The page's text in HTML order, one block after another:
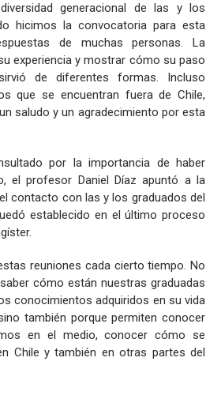
generacional de las y los
hicimos la convocatoria para esta
de muchas personas. La
experiencia y mostrar cómo su paso
de diferentes formas. Incluso
que se encuentran fuera de Chile,
saludo y un agradecimiento por esta
por la importancia de haber
el profesor Daniel Díaz apuntó a la
contacto con las y los graduados del
establecido en el último proceso
reuniones cada cierto tiempo. No
cómo están nuestras graduadas
conocimientos adquiridos en su vida
también porque permiten conocer
en el medio, conocer cómo se
Chile y también en otras partes del